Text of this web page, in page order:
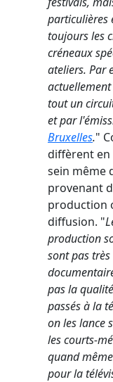
particulières
toujours les
créneaux
ateliers. Par
actuellement
tout un
et par
Bruxelles."
diffèrent
sein même
provenant
production
diffusion. "
production
sont pas très
pas la
passés à la
on les lance
les courts-
quand
pour la